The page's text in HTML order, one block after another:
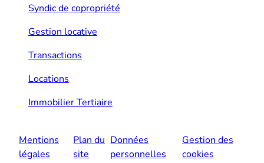
Syndic de copropriété
Gestion locative
Transactions
Locations
Immobilier Tertiaire
Mentions
légales
Plan du
site
Données
personnelles
Gestion des
cookies